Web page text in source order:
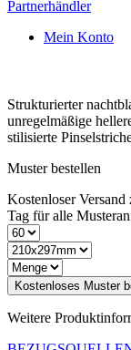
Partnerhändler
Mein Konto
Strukturierter
unregelmäßige
stilisierte
Muster bestellen
Kostenloser
Tag für alle
Kostenloses Muster
Weitere